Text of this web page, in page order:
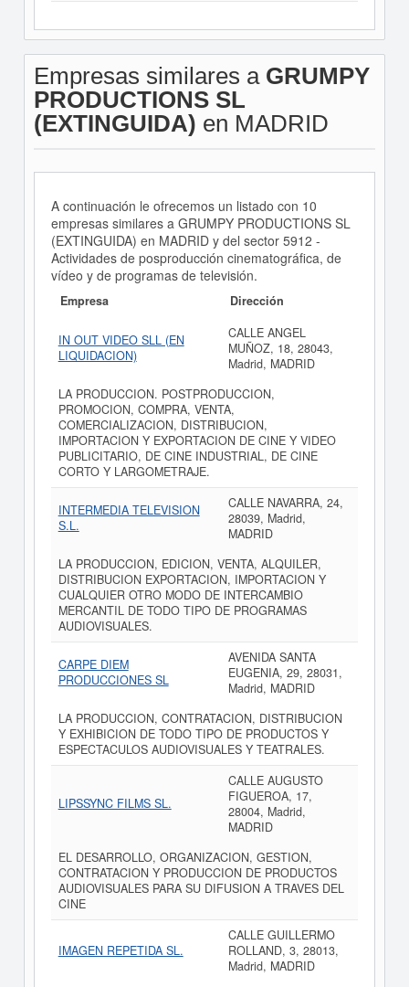
Empresas similares a GRUMPY
PRODUCTIONS SL
(EXTINGUIDA) en MADRID
A continuación le ofrecemos un listado con 10
empresas similares a GRUMPY PRODUCTIONS SL
(EXTINGUIDA) en MADRID y del sector 5912 -
Actividades de posproducción cinematográfica, de
vídeo y de programas de televisión.
Empresa Dirección
IN OUT VIDEO SLL (EN
LIQUIDACION)
CALLE ANGEL
MUÑOZ, 18, 28043,
Madrid, MADRID
LA PRODUCCION. POSTPRODUCCION,
PROMOCION, COMPRA, VENTA,
COMERCIALIZACION, DISTRIBUCION,
IMPORTACION Y EXPORTACION DE CINE Y VIDEO
PUBLICITARIO, DE CINE INDUSTRIAL, DE CINE
CORTO Y LARGOMETRAJE.
INTERMEDIA TELEVISION
S.L.
CALLE NAVARRA, 24,
28039, Madrid,
MADRID
LA PRODUCCION, EDICION, VENTA, ALQUILER,
DISTRIBUCION EXPORTACION, IMPORTACION Y
CUALQUIER OTRO MODO DE INTERCAMBIO
MERCANTIL DE TODO TIPO DE PROGRAMAS
AUDIOVISUALES.
CARPE DIEM
PRODUCCIONES SL
AVENIDA SANTA
EUGENIA, 29, 28031,
Madrid, MADRID
LA PRODUCCION, CONTRATACION, DISTRIBUCION
Y EXHIBICION DE TODO TIPO DE PRODUCTOS Y
ESPECTACULOS AUDIOVISUALES Y TEATRALES.
LIPSSYNC FILMS SL.
CALLE AUGUSTO
FIGUEROA, 17,
28004, Madrid,
MADRID
EL DESARROLLO, ORGANIZACION, GESTION,
CONTRATACION Y PRODUCCION DE PRODUCTOS
AUDIOVISUALES PARA SU DIFUSION A TRAVES DEL
CINE
IMAGEN REPETIDA SL.
CALLE GUILLERMO
ROLLAND, 3, 28013,
Madrid, MADRID